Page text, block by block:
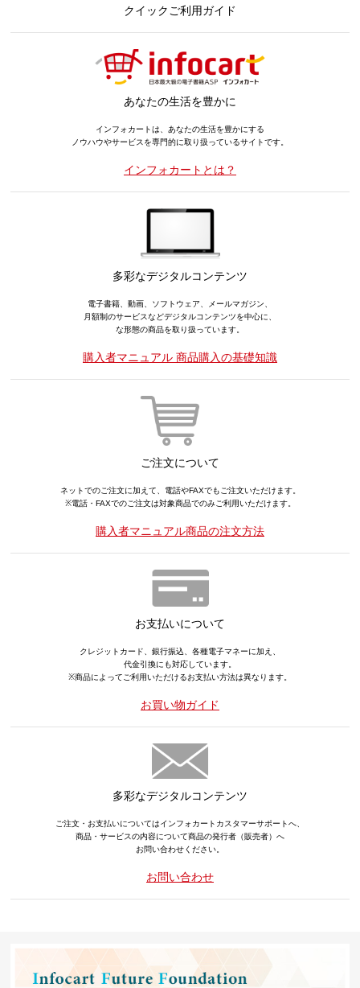
クイックご利用ガイド
あなたの生活を豊かに
インフォカートは、あなたの生活を豊かにする
ノウハウやサービスを専門的に取り扱っているサイトです。
インフォカートとは？
多彩なデジタルコンテンツ
電子書籍、動画、ソフトウェア、メールマガジン、
月額制のサービスなどデジタルコンテンツを中心に、
な形態の商品を取り扱っています。
購入者マニュアル 商品購入の基礎知識
ご注文について
ネットでのご注文に加えて、電話やFAXでもご注文いただけます。
※電話・FAXでのご注文は対象商品でのみご利用いただけます。
購入者マニュアル商品の注文方法
お支払いについて
クレジットカード、銀行振込、各種電子マネーに加え、
代金引換にも対応しています。
※商品によってご利用いただけるお支払い方法は異なります。
お買い物ガイド
多彩なデジタルコンテンツ
ご注文・お支払いについてはインフォカートカスタマーサポートへ、
商品・サービスの内容について商品の発行者（販売者）へ
お問い合わせください。
お問い合わせ